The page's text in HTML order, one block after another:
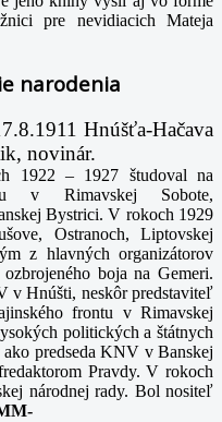
pre nevidiacich Mateja
narodenia
Hnúšťa-Hačava
novinár.
1922 – 1927 študoval na
v Rimavskej Sobote,
Bystrici. V rokoch 1929
Ostranoch, Liptovskej
z hlavných organizátorov
boja na Gemeri.
v Hnúšti, neskôr predstaviteľ
frontu v Rimavskej
politických a štátnych
predseda KNV v Banskej
Pravdy. V rokoch
národnej rady. Bol nositeľ